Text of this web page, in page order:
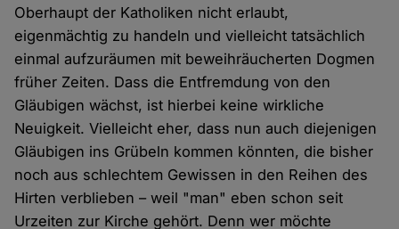
Oberhaupt der Katholiken nicht erlaubt,
eigenmächtig zu handeln und vielleicht tatsächlich
einmal aufzuräumen mit beweihräucherten Dogmen
früher Zeiten. Dass die Entfremdung von den
Gläubigen wächst, ist hierbei keine wirkliche
Neuigkeit. Vielleicht eher, dass nun auch diejenigen
Gläubigen ins Grübeln kommen könnten, die bisher
noch aus schlechtem Gewissen in den Reihen des
Hirten verblieben – weil "man" eben schon seit
Urzeiten zur Kirche gehört. Denn wer möchte